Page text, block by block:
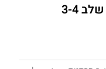
סרום לחידוש סיב השערה שלב 3-4